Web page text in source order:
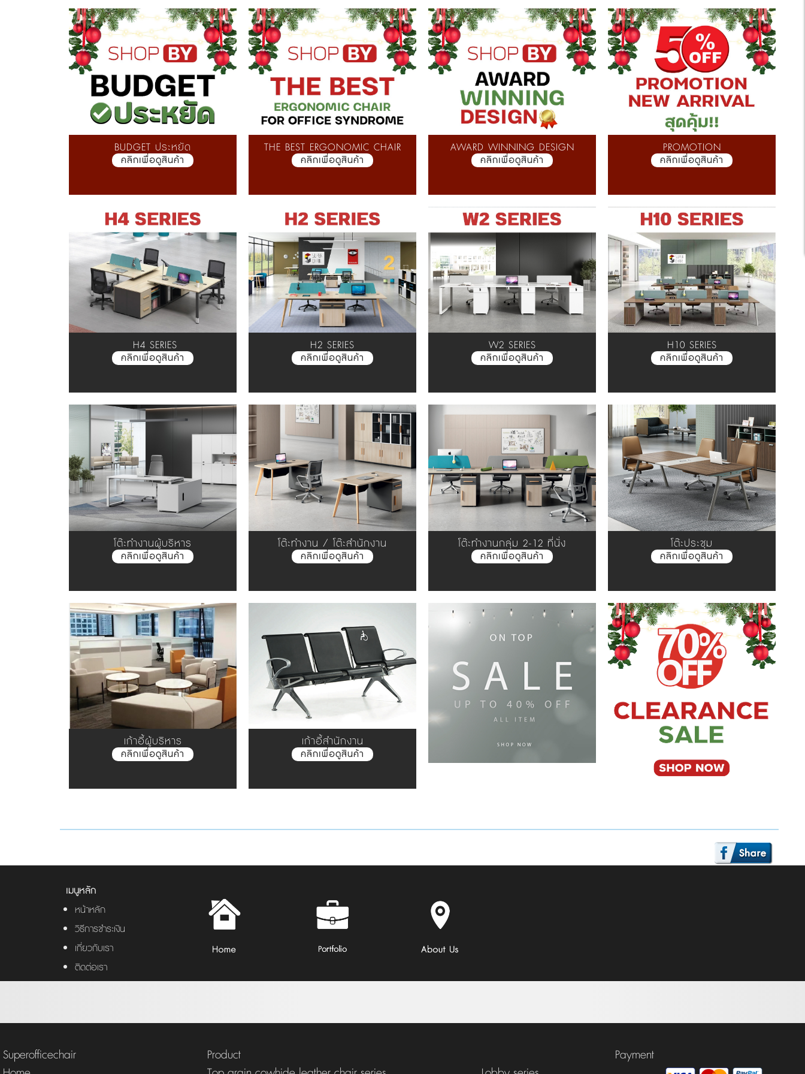
BUDGET ประหยัด
คลิกเพื่อดูสินค้า
THE BEST ERGONOMIC CHAIR
คลิกเพื่อดูสินค้า
AWARD WINNING DESIGN
คลิกเพื่อดูสินค้า
PROMOTION
คลิกเพื่อดูสินค้า
H4 SERIES
คลิกเพื่อดูสินค้า
H2 SERIES
คลิกเพื่อดูสินค้า
W2 SERIES
คลิกเพื่อดูสินค้า
H10 SERIES
คลิกเพื่อดูสินค้า
โต๊ะทำงานผู้บริหาร
คลิกเพื่อดูสินค้า
โต๊ะทำงาน / โต๊ะสำนักงาน
คลิกเพื่อดูสินค้า
โต๊ะทำงานกลุ่ม 2-12 ที่นั่ง
คลิกเพื่อดูสินค้า
โต๊ะประชุม
คลิกเพื่อดูสินค้า
เก้าอี้ผู้บริหาร
คลิกเพื่อดูสินค้า
เก้าอี้สำนักงาน
คลิกเพื่อดูสินค้า
เมนูหลัก
หน้าหลัก
วิธีการชำระเงิน
เกี่ยวกับเรา
ติดต่อเรา
Superofficechair
Product
Payment